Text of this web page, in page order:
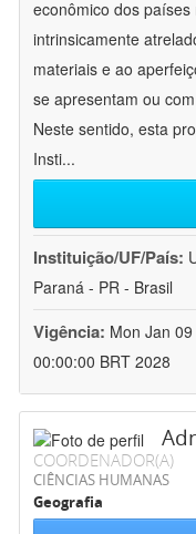
econômico dos
intrinsicamente
materiais e ao
se apresentam ou
Neste sentido, esta
Insti...
Instituição/UF/País:
Paraná - PR - Brasil
Vigência: Mon Jan
00:00:00 BRT 2028
COORDENADOR(A)
CIÊNCIAS HUMANAS
Geografia